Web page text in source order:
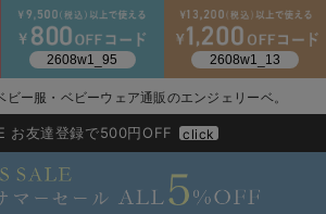
ー服・ベビーウェア通販のエンジェリーベ。
2026/NewArrival
地域を除く) 7,700円以上で送料無料
お友達登録で500円OFF click